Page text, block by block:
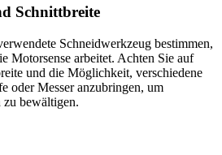
Schnittbreite
Schneidwerkzeug bestimmen,
Motorsense arbeitet. Achten Sie auf
und die Möglichkeit, verschiedene
oder Messer anzubringen, um
zu bewältigen.